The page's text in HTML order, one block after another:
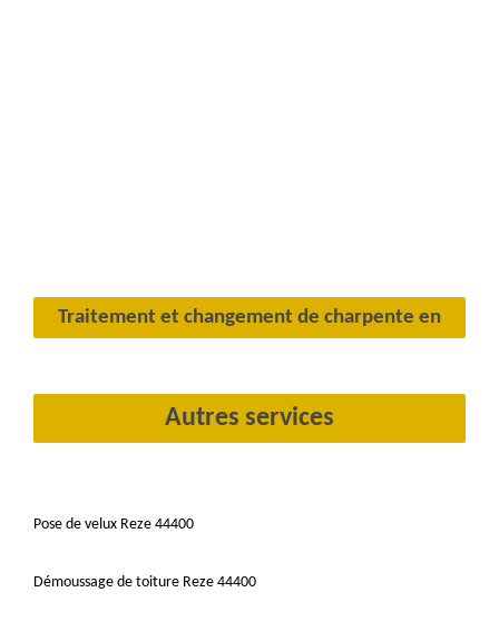
Traitement et changement de charpente en
Autres services
Pose de velux Reze 44400
Démoussage de toiture Reze 44400